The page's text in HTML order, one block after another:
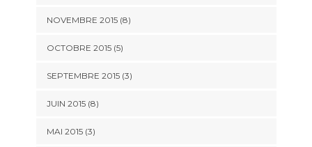
NOVEMBRE 2015 (8)
OCTOBRE 2015 (5)
SEPTEMBRE 2015 (3)
JUIN 2015 (8)
MAI 2015 (3)